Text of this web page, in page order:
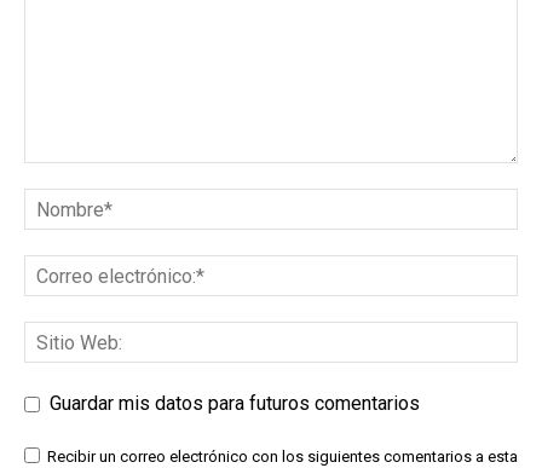
Guardar mis datos para futuros comentarios
Recibir un correo electrónico con los siguientes comentarios a esta